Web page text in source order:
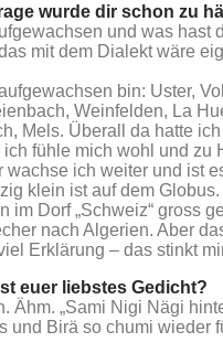
wurde dir schon zu
und was hast
mit dem Dialekt wäre
bin: Uster,
Weinfelden, La
Mels. Überall da hatte
ich fühle mich wohl und zu
wachse ich weiter und ist
klein ist auf dem
im Dorf „Schweiz“ gross
nach Algerien. Aber
Erklärung – das stinkt
euer liebstes Gedicht?
Ähm. „Sami Nigi Nägi
und Birä so chumi wieder